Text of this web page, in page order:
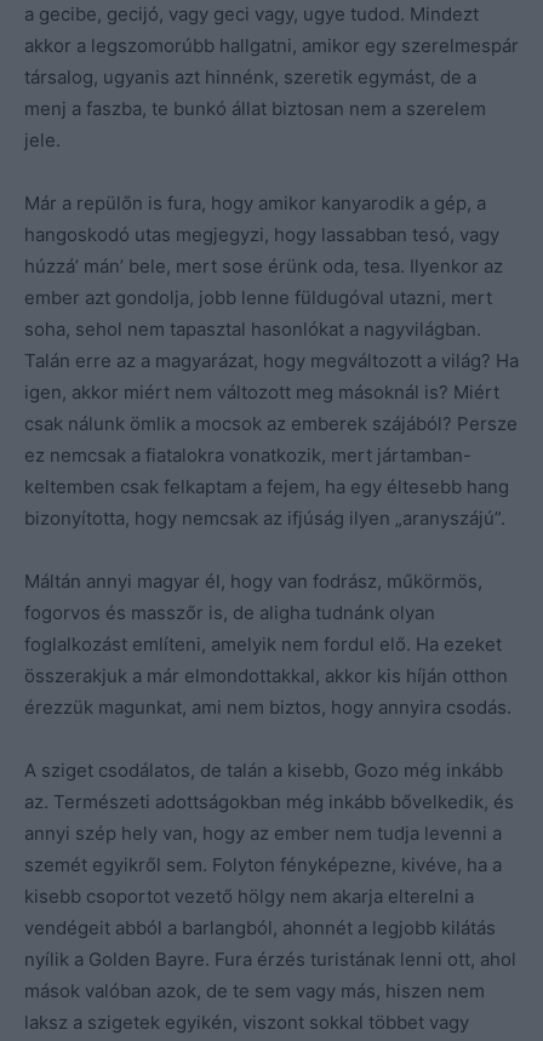
a gecibe, gecijó, vagy geci vagy, ugye tudod. Mindezt
akkor a legszomorúbb hallgatni, amikor egy szerelmespár
társalog, ugyanis azt hinnénk, szeretik egymást, de a
menj a faszba, te bunkó állat biztosan nem a szerelem
jele.
Már a repülőn is fura, hogy amikor kanyarodik a gép, a
hangoskodó utas megjegyzi, hogy lassabban tesó, vagy
húzzá’ mán’ bele, mert sose érünk oda, tesa. Ilyenkor az
ember azt gondolja, jobb lenne füldugóval utazni, mert
soha, sehol nem tapasztal hasonlókat a nagyvilágban.
Talán erre az a magyarázat, hogy megváltozott a világ? Ha
igen, akkor miért nem változott meg másoknál is? Miért
csak nálunk ömlik a mocsok az emberek szájából? Persze
ez nemcsak a fiatalokra vonatkozik, mert jártamban-
keltemben csak felkaptam a fejem, ha egy éltesebb hang
bizonyította, hogy nemcsak az ifjúság ilyen „aranyszájú”.
Máltán annyi magyar él, hogy van fodrász, műkörmös,
fogorvos és masszőr is, de aligha tudnánk olyan
foglalkozást említeni, amelyik nem fordul elő. Ha ezeket
összerakjuk a már elmondottakkal, akkor kis híján otthon
érezzük magunkat, ami nem biztos, hogy annyira csodás.
A sziget csodálatos, de talán a kisebb, Gozo még inkább
az. Természeti adottságokban még inkább bővelkedik, és
annyi szép hely van, hogy az ember nem tudja levenni a
szemét egyikről sem. Folyton fényképezne, kivéve, ha a
kisebb csoportot vezető hölgy nem akarja elterelni a
vendégeit abból a barlangból, ahonnét a legjobb kilátás
nyílik a Golden Bayre. Fura érzés turistának lenni ott, ahol
mások valóban azok, de te sem vagy más, hiszen nem
laksz a szigetek egyikén, viszont sokkal többet vagy